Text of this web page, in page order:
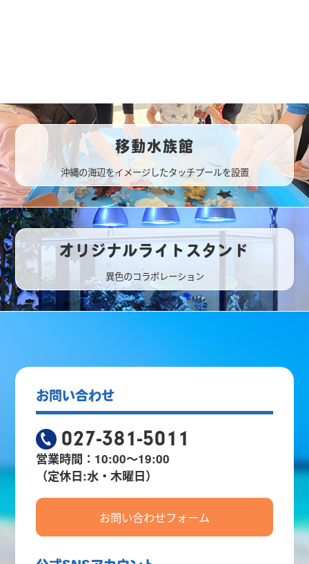
移動水族館
沖縄の海辺をイメージしたタッチプールを設置
オリジナルライトスタンド
異色のコラボレーション
お問い合わせ
027-381-5011
営業時間：10:00～19:00
（定休日:水・木曜日）
お問い合わせフォーム